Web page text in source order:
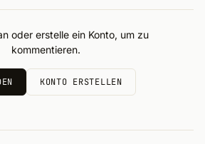
oder erstelle ein Konto, um zu
kommentieren.
KONTO ERSTELLEN